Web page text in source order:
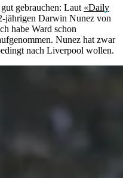
gebrauchen: Laut «Daily
jährigen Darwin Nunez von
habe Ward schon
Nunez hat zwar
nach Liverpool wollen.